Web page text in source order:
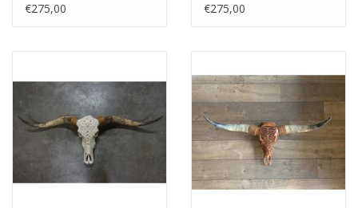
€275,00
€275,00